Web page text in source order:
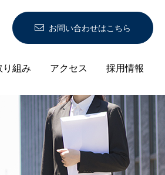
お問い合わせはこちら
り組み アクセス 採用情報